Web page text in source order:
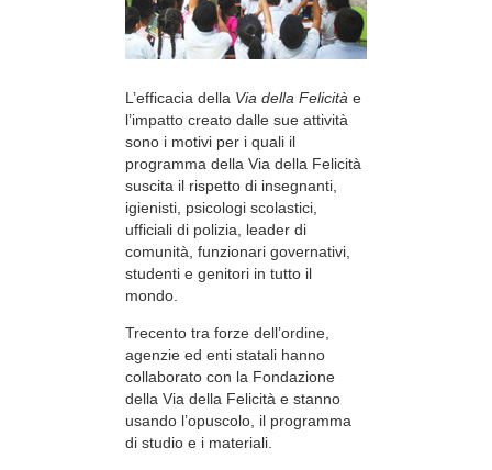
L’efficacia della Via della Felicità e
l’impatto creato dalle sue attività
sono i motivi per i quali il
programma della Via della Felicità
suscita il rispetto di insegnanti,
igienisti, psicologi scolastici,
ufficiali di polizia, leader di
comunità, funzionari governativi,
studenti e genitori in tutto il
mondo.
Trecento tra forze dell’ordine,
agenzie ed enti statali hanno
collaborato con la Fondazione
della Via della Felicità e stanno
usando l’opuscolo, il programma
di studio e i materiali.